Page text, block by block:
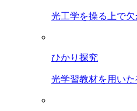
光工学を操る上で
ひかり探究
光学習教材を用い